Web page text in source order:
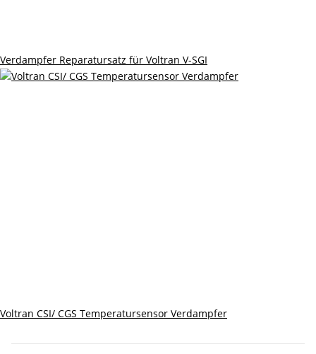
Verdampfer Reparatursatz für Voltran V-SGI
Voltran CSI/ CGS Temperatursensor Verdampfer